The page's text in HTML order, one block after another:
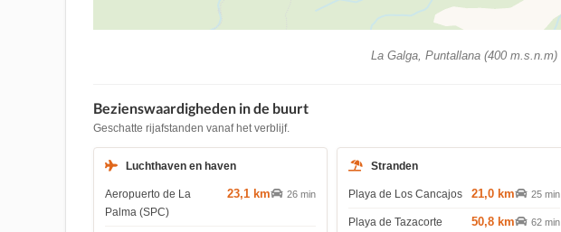
La Galga, Puntallana (400 m.s.n.m)
Bezienswaardigheden in de buurt
Geschatte rijafstanden vanaf het verblijf.
Luchthaven en haven
Aeropuerto de La
Palma (SPC)
23,1 km 26 min
Stranden
Playa de Los Cancajos 21,0 km 25 min
Playa de Tazacorte 50,8 km 62 min